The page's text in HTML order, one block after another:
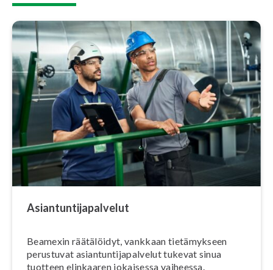
Asian­tun­ti­ja­pal­ve­lut
Beamexin räätälöidyt, vankkaan tie­tä­myk­seen
perustuvat asian­tun­ti­ja­pal­ve­lut tukevat sinua
tuotteen elinkaaren jokaisessa vaiheessa.